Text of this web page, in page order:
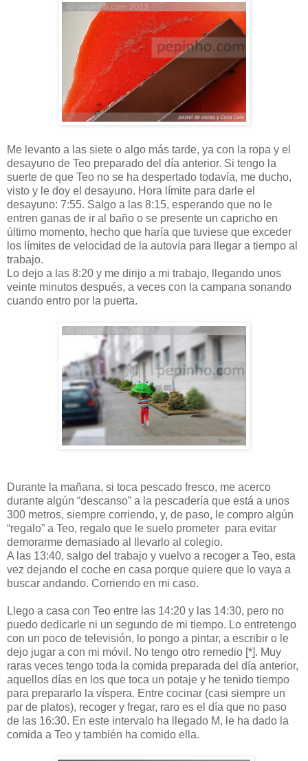
Me levanto a las siete o algo más tarde, ya con la ropa y el
desayuno de Teo preparado del día anterior. Si tengo la
suerte de que Teo no se ha despertado todavía, me ducho,
visto y le doy el desayuno. Hora límite para darle el
desayuno: 7:55. Salgo a las 8:15, esperando que no le
entren ganas de ir al baño o se presente un capricho en
último momento, hecho que haría que tuviese que exceder
los límites de velocidad de la autovía para llegar a tiempo al
trabajo.
Lo dejo a las 8:20 y me dirijo a mi trabajo, llegando unos
veinte minutos después, a veces con la campana sonando
cuando entro por la puerta.
Durante la mañana, si toca pescado fresco, me acerco
durante algún “descanso” a la pescadería que está a unos
300 metros, siempre corriendo, y, de paso, le compro algún
“regalo” a Teo, regalo que le suelo prometer para evitar
demorarme demasiado al llevarlo al colegio.
A las 13:40, salgo del trabajo y vuelvo a recoger a Teo, esta
vez dejando el coche en casa porque quiere que lo vaya a
buscar andando. Corriendo en mi caso.
Llego a casa con Teo entre las 14:20 y las 14:30, pero no
puedo dedicarle ni un segundo de mi tiempo. Lo entretengo
con un poco de televisión, lo pongo a pintar, a escribir o le
dejo jugar a con mi móvil. No tengo otro remedio [*]. Muy
raras veces tengo toda la comida preparada del día anterior,
aquellos días en los que toca un potaje y he tenido tiempo
para prepararlo la víspera. Entre cocinar (casi siempre un
par de platos), recoger y fregar, raro es el día que no paso
de las 16:30. En este intervalo ha llegado M, le ha dado la
comida a Teo y también ha comido ella.